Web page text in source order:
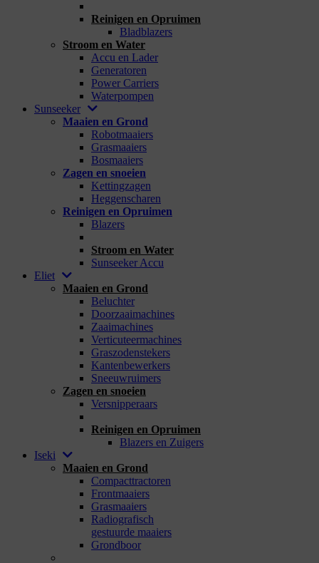
Reinigen en Opruimen
Bladblazers
Stroom en Water
Accu en Lader
Generatoren
Power Carriers
Waterpompen
Sunseeker
Maaien en Grond
Robotmaaiers
Grasmaaiers
Bosmaaiers
Zagen en snoeien
Kettingzagen
Heggenscharen
Reinigen en Opruimen
Blazers
Stroom en Water
Sunseeker Accu
Eliet
Maaien en Grond
Beluchter
Doorzaaimachines
Zaaimachines
Verticuteermachines
Graszodenstekers
Kantenbewerkers
Sneeuwruimers
Zagen en snoeien
Versnipperaars
Reinigen en Opruimen
Blazers en Zuigers
Iseki
Maaien en Grond
Compacttractoren
Frontmaaiers
Grasmaaiers
Radiografisch
gestuurde maaiers
Grondboor